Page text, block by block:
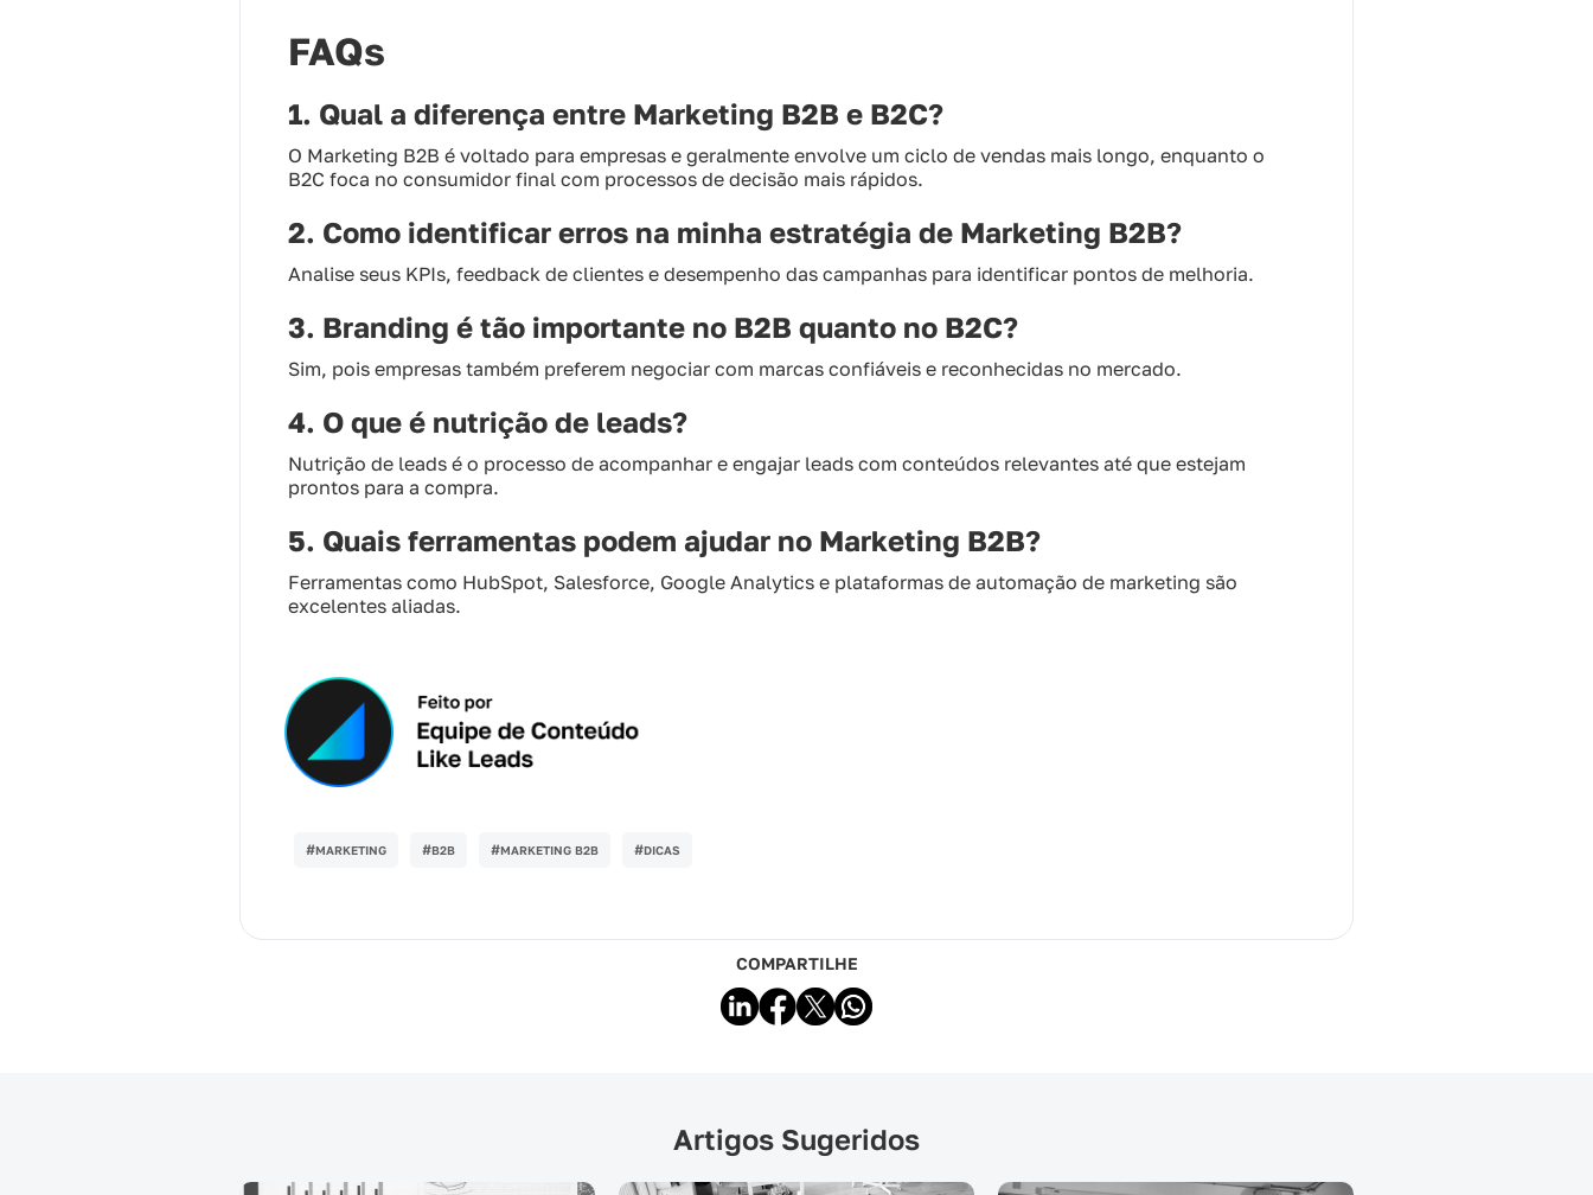
FAQs
1. Qual a diferença entre Marketing B2B e B2C?
O Marketing B2B é voltado para empresas e geralmente envolve um ciclo de vendas mais longo, enquanto o
B2C foca no consumidor final com processos de decisão mais rápidos.
2. Como identificar erros na minha estratégia de Marketing B2B?
Analise seus KPIs, feedback de clientes e desempenho das campanhas para identificar pontos de melhoria.
3. Branding é tão importante no B2B quanto no B2C?
Sim, pois empresas também preferem negociar com marcas confiáveis e reconhecidas no mercado.
4. O que é nutrição de leads?
Nutrição de leads é o processo de acompanhar e engajar leads com conteúdos relevantes até que estejam
prontos para a compra.
5. Quais ferramentas podem ajudar no Marketing B2B?
Ferramentas como HubSpot, Salesforce, Google Analytics e plataformas de automação de marketing são
excelentes aliadas.
#MARKETING #B2B #MARKETING B2B #DICAS
COMPARTILHE
Artigos Sugeridos